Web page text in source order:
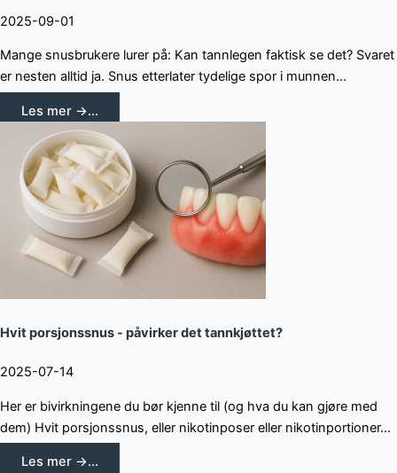
2025-09-01
Mange snusbrukere lurer på: Kan tannlegen faktisk se det? Svaret
er nesten alltid ja. Snus etterlater tydelige spor i munnen...
Les mer →...
Hvit porsjonssnus - påvirker det tannkjøttet?
2025-07-14
Her er bivirkningene du bør kjenne til (og hva du kan gjøre med
dem) Hvit porsjonssnus, eller nikotinposer eller nikotinportioner...
Les mer →...